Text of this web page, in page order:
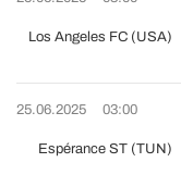
Los Angeles FC (USA)
25.06.2025 03:00
Espérance ST (TUN)